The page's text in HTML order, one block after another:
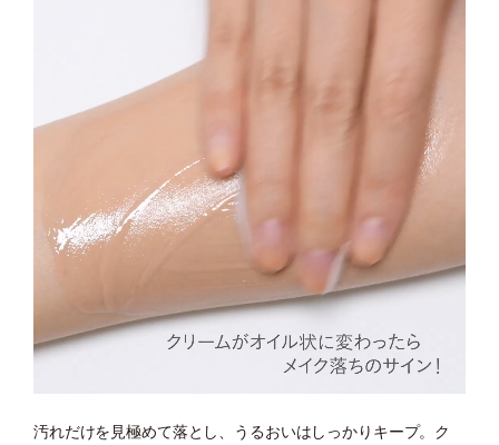
汚れだけを見極めて落とし、うるおいはしっかりキープ。 ク